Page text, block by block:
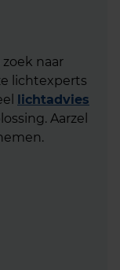
naar
lichtexperts
lichtadvies
Aarzel